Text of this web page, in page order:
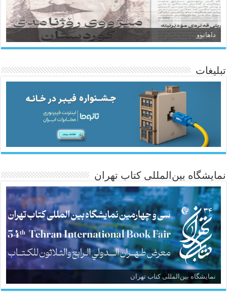
سیروان
ئاژانسی هەواڵی مێهر
تبلیغات
نمایشگاه بین‌المللی کتاب تهران
نمایشگاه بین‌المللی کتاب تهران